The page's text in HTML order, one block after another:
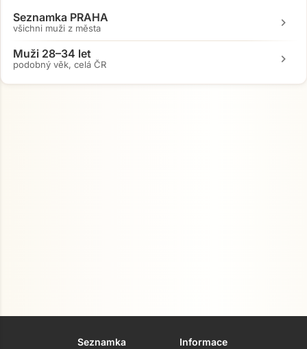
Seznamka PRAHA
všichni muži z města chevron_right
Muži 28–34 let
podobný věk, celá ČR chevron_right
Seznamka
Informace